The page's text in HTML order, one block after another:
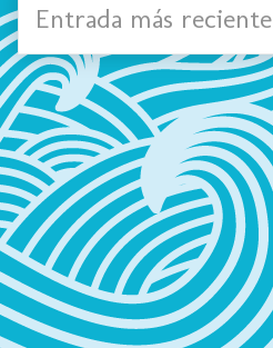
Entrada más reciente